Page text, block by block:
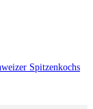
Spitzenkochs